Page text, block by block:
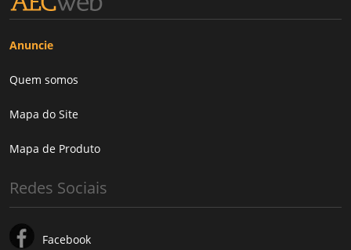
Anuncie
Quem somos
Mapa do Site
Mapa de Produto
Redes Sociais
Facebook